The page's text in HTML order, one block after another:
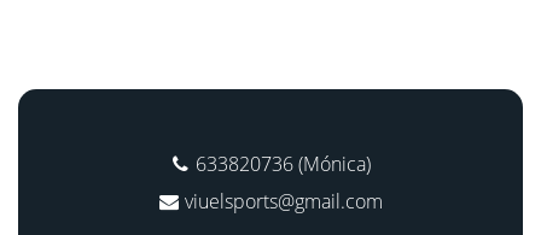
633820736 (Mónica)
viuelsports@gmail.com